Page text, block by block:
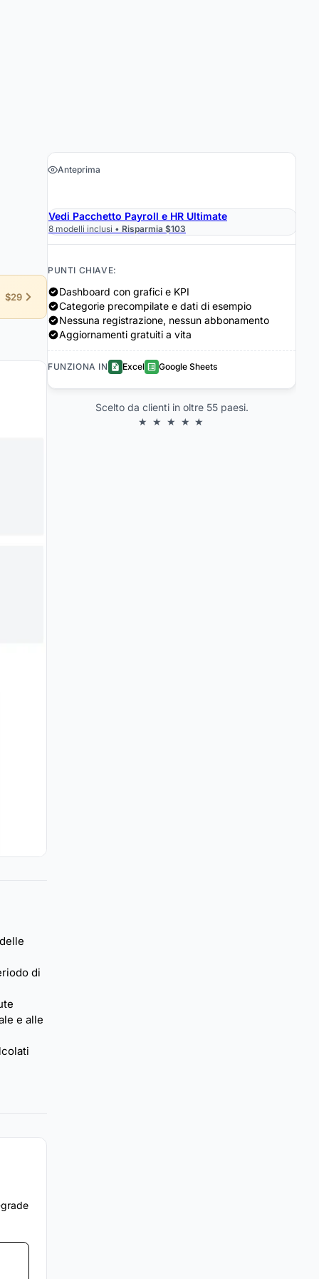
$29
di
e alle
Anteprima
Vedi Pacchetto Payroll e HR Ultimate
8 modelli inclusi • Risparmia $103
PUNTI CHIAVE:
Dashboard con grafici e KPI
Categorie precompilate e dati di esempio
Nessuna registrazione, nessun abbonamento
Aggiornamenti gratuiti a vita
FUNZIONA IN Excel Google Sheets
Scelto da clienti in oltre 55 paesi.
★ ★ ★ ★ ★